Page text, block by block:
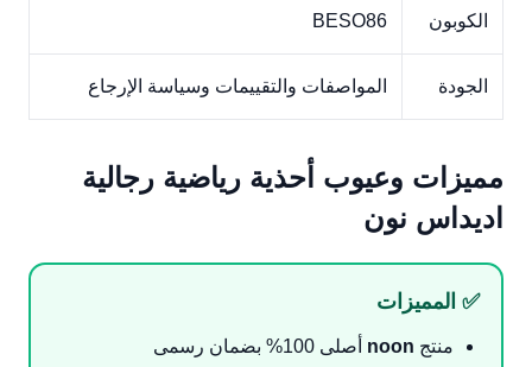
الكوبون BESO86
الجودة المواصفات والتقييمات وسياسة الإرجاع
مميزات وعيوب أحذية رياضية رجالية
اديداس نون
✅ المميزات
منتج noon أصلى 100% بضمان رسمى